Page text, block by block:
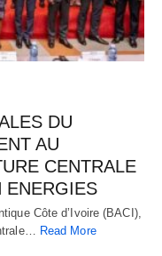
DU
AU
CENTRALE
ENERGIES
Côte d’Ivoire (BACI),
Read More